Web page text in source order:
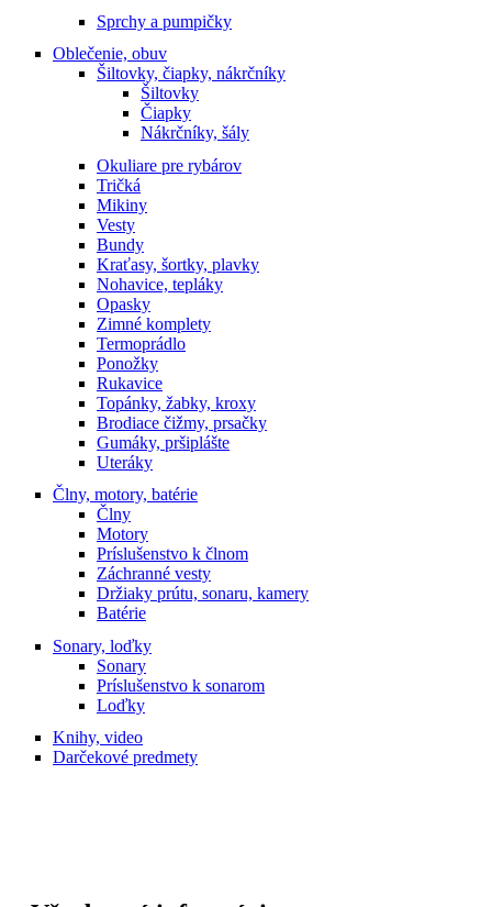
Sprchy a pumpičky
Oblečenie, obuv
Šiltovky, čiapky, nákrčníky
Šiltovky
Čiapky
Nákrčníky, šály
Okuliare pre rybárov
Tričká
Mikiny
Vesty
Bundy
Kraťasy, šortky, plavky
Nohavice, tepláky
Opasky
Zimné komplety
Termoprádlo
Ponožky
Rukavice
Topánky, žabky, kroxy
Brodiace čižmy, prsačky
Gumáky, pršiplášte
Uteráky
Člny, motory, batérie
Člny
Motory
Príslušenstvo k člnom
Záchranné vesty
Držiaky prútu, sonaru, kamery
Batérie
Sonary, loďky
Sonary
Príslušenstvo k sonarom
Loďky
Knihy, video
Darčekové predmety